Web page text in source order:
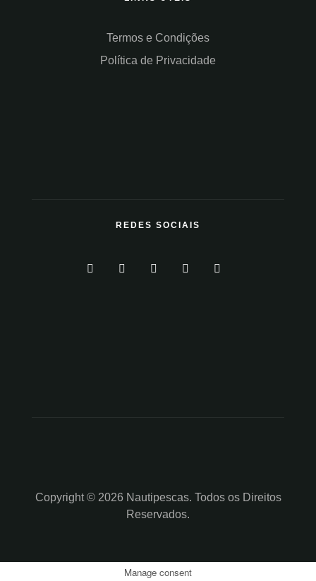
Termos e Condições
Política de Privacidade
REDES SOCIAIS
Copyright © 2026 Nautipescas. Todos os Direitos
Reservados.
Manage consent